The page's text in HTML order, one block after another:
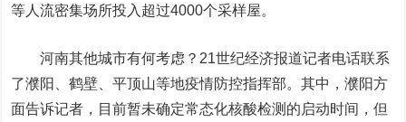
等人流密集场所投入超过4000个采样屋。
河南其他城市有何考虑？21世纪经济报道记者电话联系
了濮阳、鹤壁、平顶山等地疫情防控指挥部。其中，濮阳方
面告诉记者，目前暂未确定常态化核酸检测的启动时间，但